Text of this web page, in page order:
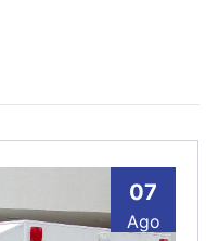
07
Ago